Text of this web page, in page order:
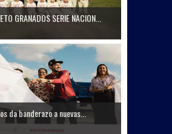
GRANADOS SERIE NACION...
da banderazo a nuevas...